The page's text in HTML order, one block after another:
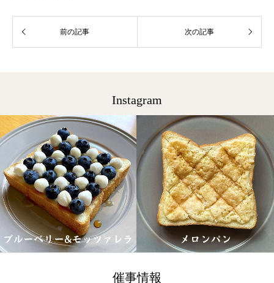
Instagram
催事情報